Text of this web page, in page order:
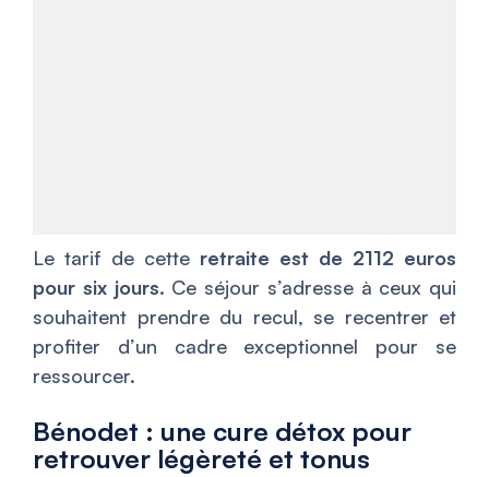
Le tarif de cette retraite est de 2112 euros
pour six jours. Ce séjour s’adresse à ceux qui
souhaitent prendre du recul, se recentrer et
profiter d’un cadre exceptionnel pour se
ressourcer.
Bénodet : une cure détox pour
retrouver légèreté et tonus